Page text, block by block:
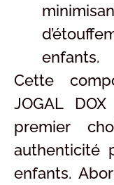
enfants.
Cette
JOGAL
premier
authenticité
enfants.